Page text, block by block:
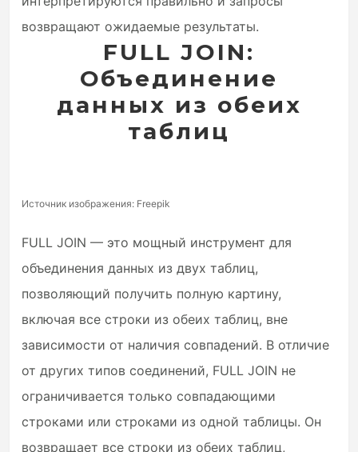
возвращают ожидаемые результаты.
FULL JOIN:
Объединение
данных из обеих
таблиц
Источник изображения: Freepik
FULL JOIN — это мощный инструмент для
объединения данных из двух таблиц,
позволяющий получить полную картину,
включая все строки из обеих таблиц, вне
зависимости от наличия совпадений. В отличие
от других типов соединений, FULL JOIN не
ограничивается только совпадающими
строками или строками из одной таблицы. Он
возвращает все строки из обеих таблиц,